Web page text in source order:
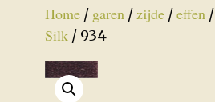
Home/ garen/zijde/effen/
Silk/ 934